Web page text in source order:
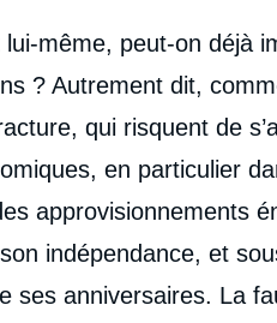
même, peut-on déjà
? Autrement dit,
qui risquent de
en particulier
approvisionnements
indépendance, et
ses anniversaires. La